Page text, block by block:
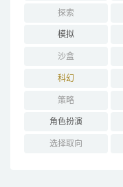
探索
模拟
沙盒
科幻
策略
角色扮演
选择取向